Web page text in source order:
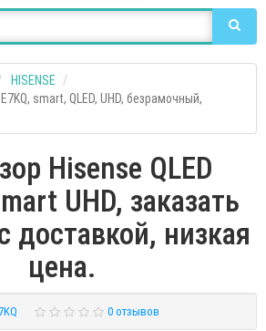
HISENSE
smart, QLED, UHD, безрамочный,
Hisense QLED
UHD, заказать
доставкой, низкая
цена.
0 отзывов